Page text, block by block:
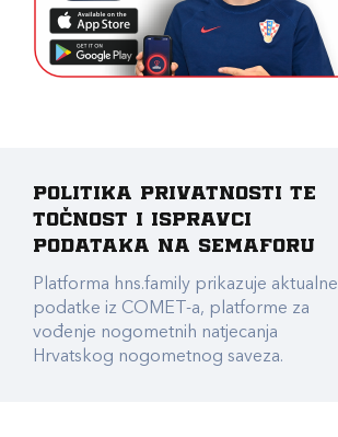
Politika privatnosti te
točnost i ispravci
podataka na Semaforu
Platforma hns.family prikazuje aktualne
podatke iz COMET-a, platforme za
vođenje nogometnih natjecanja
Hrvatskog nogometnog saveza.